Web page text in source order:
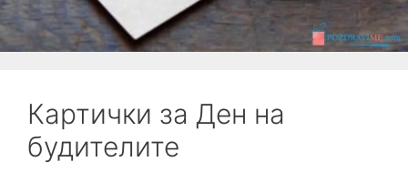
Картички за Ден на
будителите